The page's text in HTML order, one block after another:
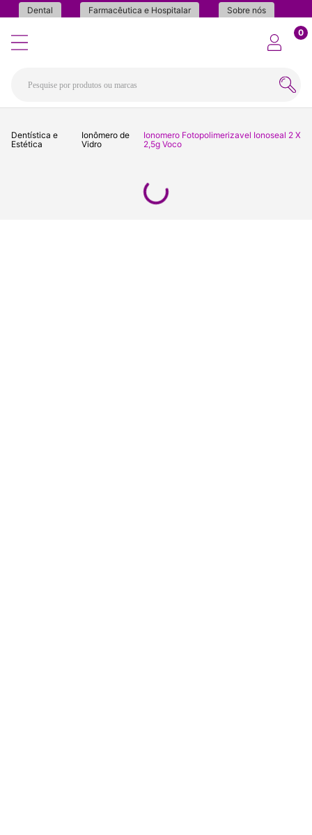
Dental Farmacêutica e Hospitalar Sobre nós
0
Dentística e
Estética
Ionômero de
Vidro
Ionomero Fotopolimerizavel Ionoseal 2 X
2,5g Voco